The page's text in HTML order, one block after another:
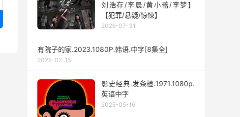
刘浩存/李晨/黄小蕾/李梦】
【犯罪/悬疑/惊悚】
2026-07-31
有院子的家.2023.1080P.韩语.中字[8集全]
2025-02-15
影史经典.发条橙.1971.1080p.
英语中字
2025-05-16